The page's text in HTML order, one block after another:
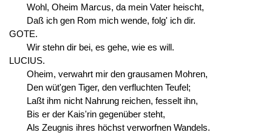
Wohl, Oheim Marcus, da mein Vater heischt,
Daß ich gen Rom mich wende, folg' ich dir.
GOTE.
Wir stehn dir bei, es gehe, wie es will.
LUCIUS.
Oheim, verwahrt mir den grausamen Mohren,
Den wüt'gen Tiger, den verfluchten Teufel;
Laßt ihm nicht Nahrung reichen, fesselt ihn,
Bis er der Kais'rin gegenüber steht,
Als Zeugnis ihres höchst verworfnen Wandels.